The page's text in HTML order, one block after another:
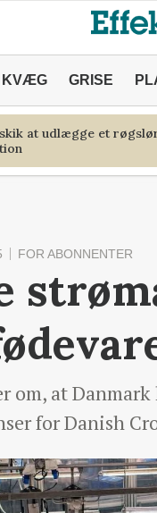
KVÆG GRISE
at udlægge et
FOR ABONNENTER
om, at
for Danish